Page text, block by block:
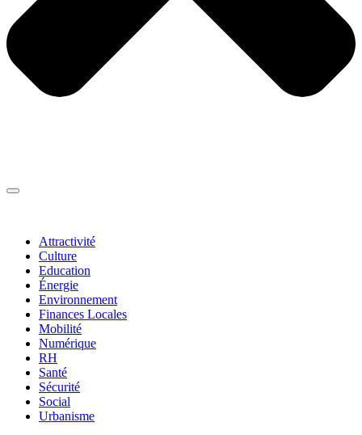
Attractivité
Culture
Education
Énergie
Environnement
Finances Locales
Mobilité
Numérique
RH
Santé
Sécurité
Social
Urbanisme